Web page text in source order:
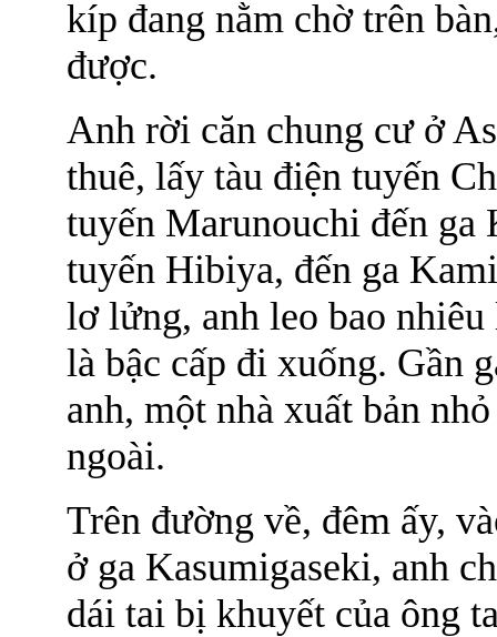
kíp đang nằm chờ trên
được.
Anh rời căn chung cư ở
thuê, lấy tàu điện tuyến
tuyến Marunouchi đến ga
tuyến Hibiya, đến ga
lơ lửng, anh leo bao
là bậc cấp đi xuống. Gần
anh, một nhà xuất bản
ngoài.
Trên đường về, đêm ấy,
ở ga Kasumigaseki, anh
dái tai bị khuyết của ông